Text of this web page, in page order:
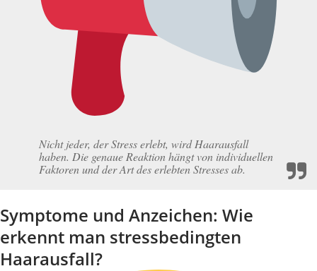
Nicht jeder, der Stress erlebt, wird Haarausfall
haben. Die genaue Reaktion hängt von individuellen
Faktoren und der Art des erlebten Stresses ab.
Symptome und Anzeichen: Wie
erkennt man stressbedingten
Haarausfall?